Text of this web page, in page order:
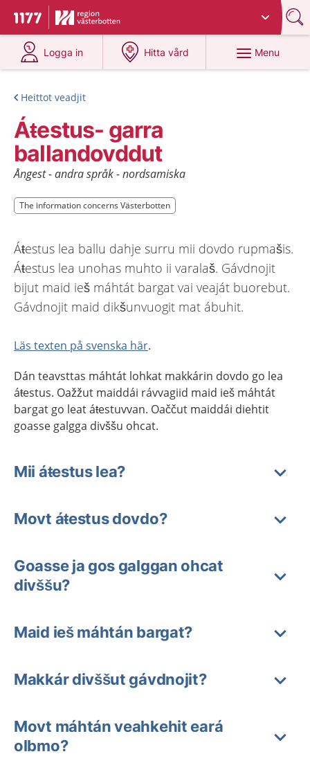
To start page for 1177
Du har valt region
Logga in
at 1177.se
Hitta vård
at 1177.se
Menu
Heittot veadjit
Áŧestus- garra
ballandovddut
Ångest - andra språk - nordsamiska
The information concerns Västerbotten
The information concerns Västerbotten
Áŧestus lea ballu dahje surru mii dovdo rupmašis.
Áŧestus lea unohas muhto ii varalaš. Gávdnojit
bijut maid ieš máhtát bargat vai veaját buorebut.
Gávdnojit maid dikšunvuogit mat ábuhit.
Läs texten på svenska här.
Dán teavsttas máhtát lohkat makkárin dovdo go lea
áŧestus. Oažžut maiddái rávvagiid maid ieš máhtát
bargat go leat áŧestuvvan. Oaččut maiddái diehtit
goasse galgga divššu ohcat.
Mii áŧestus lea?
Movt áŧestus dovdo?
Goasse ja gos galggan ohcat
divššu?
Maid ieš máhtán bargat?
Makkár divššut gávdnojit?
Movt máhtán veahkehit eará
olbmo?